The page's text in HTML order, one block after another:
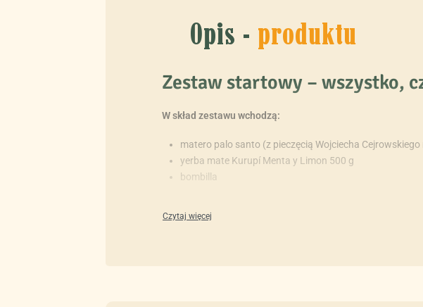
Opis - produktu
Zestaw startowy – wszystko,
W skład zestawu wchodzą:
matero palo santo (z pieczęcią Wojciecha Cejrowskiego
yerba mate Kurupí Menta y Limon 500 g
bombilla
MATERO PALO SANTO